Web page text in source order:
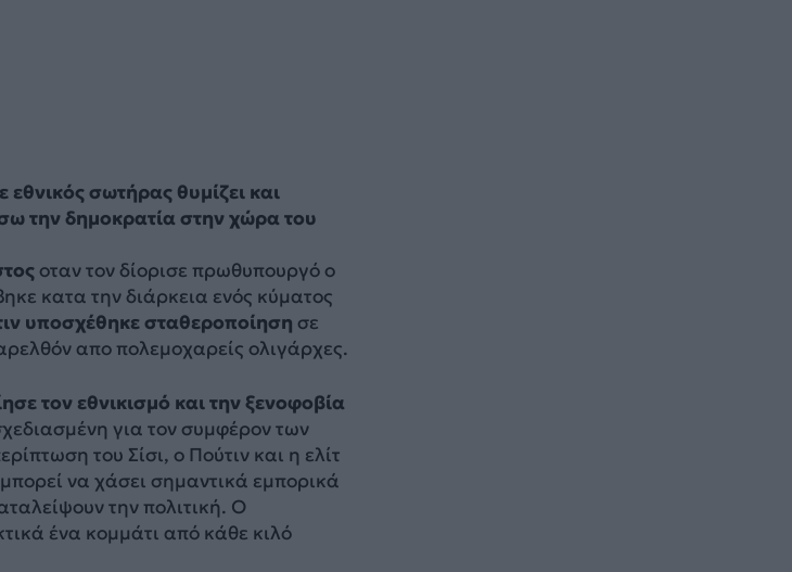
σωτήρας θυμίζει και
την δημοκρατία στην χώρα του
οταν τον δίορισε πρωθυπουργό ο
κατα την διάρκεια ενός κύματος
υποσχέθηκε σταθεροποίηση σε
απο πολεμοχαρείς ολιγάρχες.
τον εθνικισμό και την ξενοφοβία
για τον συμφέρον των
του Σίσι, ο Πούτιν και η ελίτ
να χάσει σημαντικά εμπορικά
την πολιτική. Ο
ένα κομμάτι από κάθε κιλό